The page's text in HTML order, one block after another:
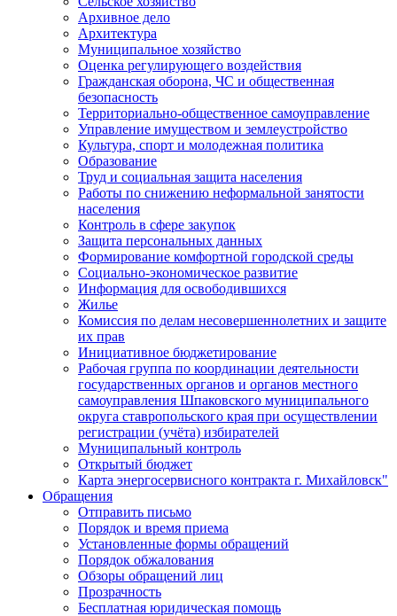
Архивное дело
Архитектура
Муниципальное хозяйство
Оценка регулирующего воздействия
Гражданская оборона, ЧС и общественная
безопасность
Территориально-общественное самоуправление
Управление имуществом и землеустройство
Культура, спорт и молодежная политика
Образование
Труд и социальная защита населения
Работы по снижению неформальной занятости
населения
Контроль в сфере закупок
Защита персональных данных
Формирование комфортной городской среды
Социально-экономическое развитие
Информация для освободившихся
Жилье
Комиссия по делам несовершеннолетних и защите
их прав
Инициативное бюджетирование
Рабочая группа по координации деятельности
государственных органов и органов местного
самоуправления Шпаковского муниципального
округа ставропольского края при осуществлении
регистрации (учёта) избирателей
Муниципальный контроль
Открытый бюджет
Карта энергосервисного контракта г. Михайловск"
Обращения
Отправить письмо
Порядок и время приема
Установленные формы обращений
Порядок обжалования
Обзоры обращений лиц
Прозрачность
Бесплатная юридическая помощь